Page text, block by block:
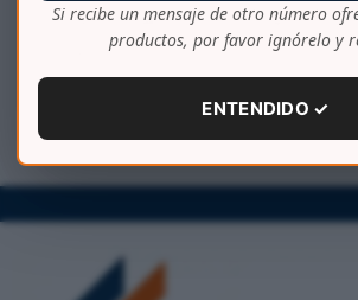
Lo siento, debes estarconectado
comentario.
Si recibe un mensaje de otro número
productos, por favor ignórelo y
ENTENDIDO ✓